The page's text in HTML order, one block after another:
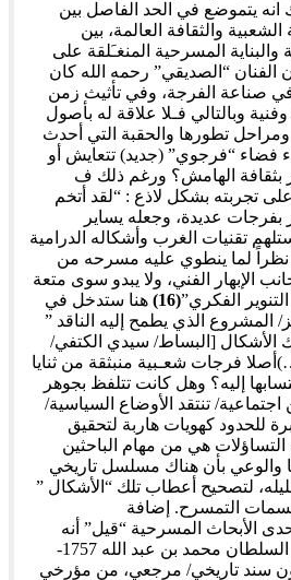
انه يتموضع في الحد الفاصل بين
والثقافة العالمة، بين
والبناية المسرحية المنغـَلقة على
الفنان “الصديقي” رحمه الله كان
صناعة الفرجة، وفي تأثيث زمن
وبالتالي فـلا علاقة له بأصول
تطورها والحقبة التي أحدث
فضاء “فرجوي” (جديد) تتعايش أو
بثقافة الهامش؟ ورغم ذلك ف
تجربته بشكل لاذع : “لقد أتخم
بفرجات عديدة، وجعله يساير
تقنيات الغرب وأشكاله الدرامية
نظراً لما ينطوي عليه مسرحه من
الإبهار الفني، ولا يبدو سوى متعة
الفكري”(16)
هنا ستدخل في
المشروع الذي يطمح إليه الناقد ”
الأشكال [البساط/ سيدي الكتفي/
فرجات شعـبية منبثقة من ثنايا
إليه؟ وهل كانت تتلفظ بجوهر
تنتقد الأوضاع السياسية/
للحدود كهويات هاربة لتحقيق
التساؤلات هي من مهام الباحثين
والوعي بأن هناك مسلسل تاريخي
لتصحيح أعطاب تلك “الأشكال ”
التمسرح. إضافة
الأبحاث المسرحية “قيل” أنه
أولى حفلاته قدمت أمام السلطان محمد بن عبد الله 1757-
بدون سند تاريخي/ مرجعي، من مؤرخي